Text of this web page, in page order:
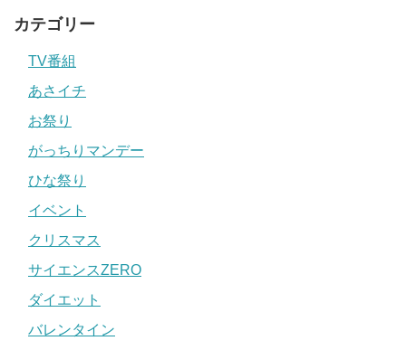
カテゴリー
TV番組
あさイチ
お祭り
がっちりマンデー
ひな祭り
イベント
クリスマス
サイエンスZERO
ダイエット
バレンタイン